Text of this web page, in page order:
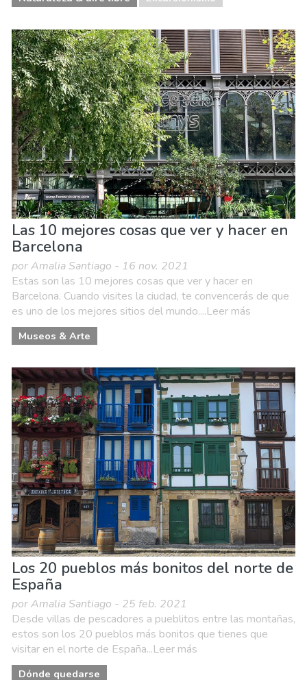
Las 10 mejores cosas que ver y hacer en
Barcelona
por Amalia Santiago - 16 nov. 2021
Estas son las 10 mejores cosas que ver y hacer en
Barcelona. Cuando visites la ciudad, te convencerás de que
es uno de los mejores sitios del mundo....Leer más
Museos & Arte
Los 20 pueblos más bonitos del norte de
España
por Amalia Santiago - 25 feb. 2021
Desde villas de pescadores a pueblitos entre las montañas,
estos son los 20 pueblos más bonitos que tienes que
visitar en el norte de España...Leer más
Dónde quedarse